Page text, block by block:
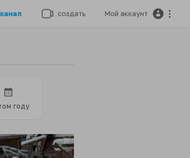
создать Мой аккаунт
году